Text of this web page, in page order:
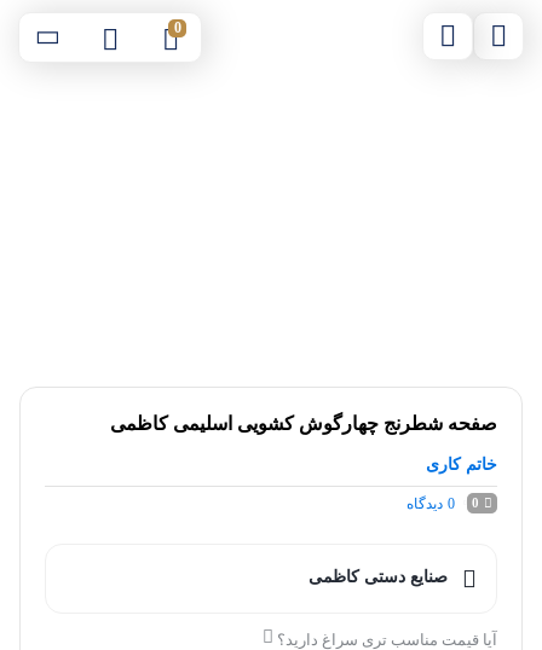
0
صفحه شطرنج چهارگوش کشویی اسلیمی کاظمی
خاتم کاری
0
0 دیدگاه
صنایع دستی کاظمی
آیا قیمت مناسب تری سراغ دارید؟